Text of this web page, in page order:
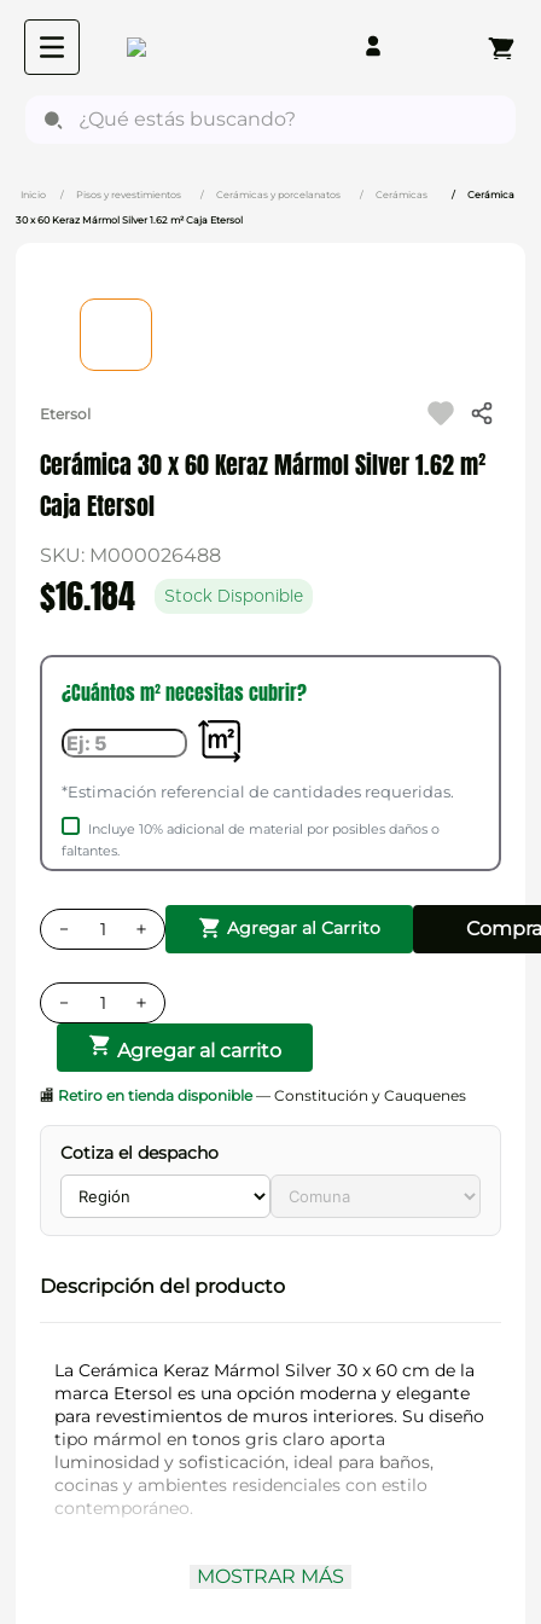
Pisos y revestimientos Cerámicas y porcelanatos Cerámicas Cerámica
30 x 60 Keraz Mármol Silver 1.62 m² Caja Etersol
Etersol
Cerámica 30 x 60 Keraz Mármol Silver 1.62 m²
Caja Etersol
SKU: M000026488
$16.184 Stock Disponible
¿Cuántos m² necesitas cubrir?
*Estimación referencial de cantidades requeridas.
Incluye 10% adicional de material por posibles daños o
faltantes.
＋
－ Agregar al Carrito
＋
－
Agregar al carrito
🏬 Retiro en tienda disponible— Constitución y Cauquenes
Cotiza el despacho
Descripción del producto
La Cerámica Keraz Mármol Silver 30 x 60 cm de la
marca Etersol es una opción moderna y elegante
para revestimientos de muros interiores. Su diseño
tipo mármol en tonos gris claro aporta
luminosidad y sofisticación, ideal para baños,
cocinas y ambientes residenciales con estilo
contemporáneo.
EtersolMOSTRAR MÁS